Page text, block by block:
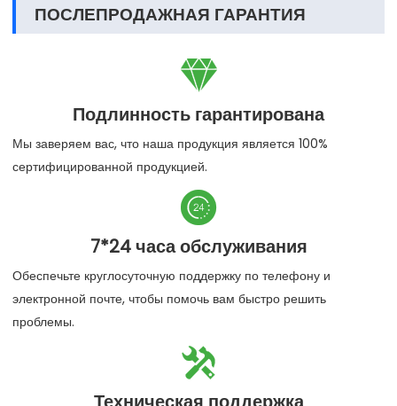
ПОСЛЕПРОДАЖНАЯ ГАРАНТИЯ

Подлинность гарантирована
Мы заверяем вас, что наша продукция является 100%
сертифицированной продукцией.

7*24 часа обслуживания
Обеспечьте круглосуточную поддержку по телефону и
электронной почте, чтобы помочь вам быстро решить
проблемы.
